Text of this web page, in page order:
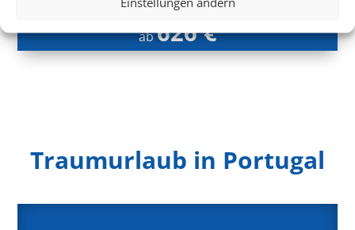
ab626 €
Traumurlaub in Portugal